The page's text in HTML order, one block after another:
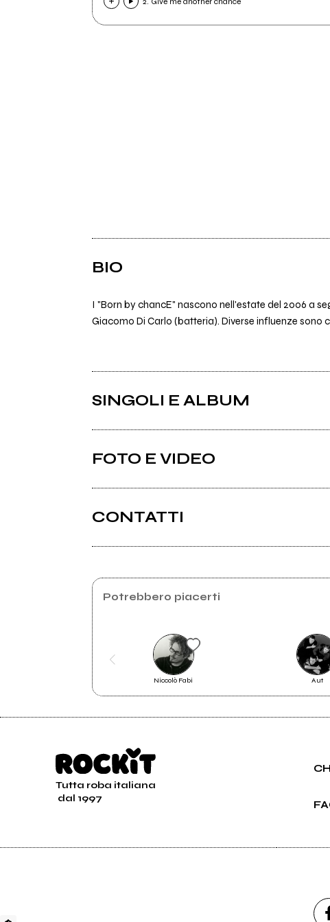
BIO
I "Born by chancE" nascono nell'estate del 2006 a
Giacomo Di Carlo (batteria). Diverse influenze
SINGOLI E ALBUM
2010
READY FOR EXTINCTION ?
FOTO E VIDEO
PRESENTAZIONE
CONTATTI
Youtube
Potrebbero piacerti
Niccolò Fabi Aut
Tutta roba italiana
dal 1997